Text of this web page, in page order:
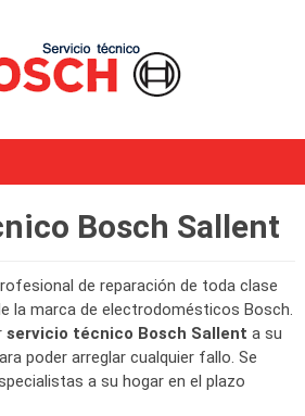
Bosch Sallent
de reparación de toda clase
la marca de electrodomésticos Bosch.
servicio técnico Bosch Sallent a su
poder arreglar cualquier fallo. Se
a su hogar en el plazo